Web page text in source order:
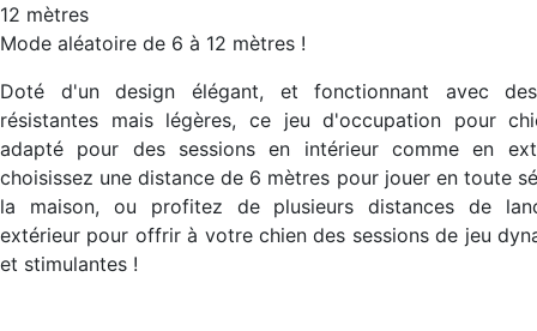
12 mètres
Mode aléatoire de 6 à 12 mètres !
Doté d'un design élégant, et fonctionnant avec
résistantes mais légères, ce jeu d'occupation pour
adapté pour des sessions en intérieur comme en
choisissez une distance de 6 mètres pour jouer en toute
la maison, ou profitez de plusieurs distances de
extérieur pour offrir à votre chien des sessions de jeu
et stimulantes !